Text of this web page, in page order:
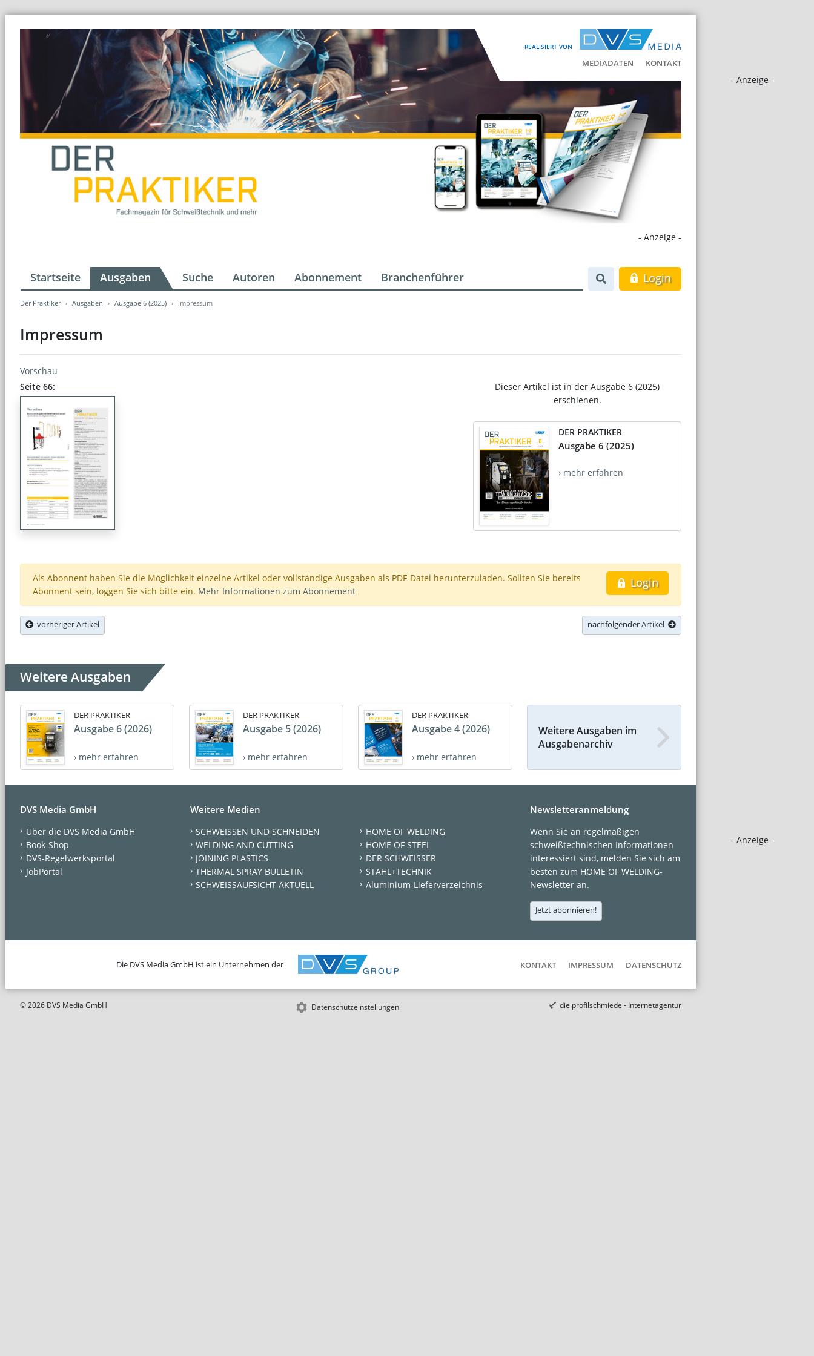
REALISIERT VON
MEDIADATEN KONTAKT
- Anzeige -
- Anzeige -
- Anzeige -
Startseite Ausgaben Suche Autoren Abonnement Branchenführer Login
Der Praktiker Ausgaben Ausgabe 6 (2025) Impressum
Impressum
Vorschau
Seite 66:
Dieser Artikel ist in der Ausgabe 6 (2025)
erschienen.
DER PRAKTIKER
Ausgabe 6 (2025)
› mehr erfahren
Login
Als Abonnent haben Sie die Möglichkeit einzelne Artikel oder vollständige Ausgaben als PDF-Datei herunterzuladen. Sollten Sie bereits
Abonnent sein, loggen Sie sich bitte ein. Mehr Informationen zum Abonnement
vorheriger Artikel nachfolgender Artikel
Weitere Ausgaben
DER PRAKTIKER
Ausgabe 6 (2026)
› mehr erfahren
DER PRAKTIKER
Ausgabe 5 (2026)
› mehr erfahren
DER PRAKTIKER
Ausgabe 4 (2026)
› mehr erfahren
Weitere Ausgaben im
Ausgabenarchiv
DVS Media GmbH
Über die DVS Media GmbH
Book-Shop
DVS-Regelwerksportal
JobPortal
Weitere Medien
SCHWEISSEN UND SCHNEIDEN
WELDING AND CUTTING
JOINING PLASTICS
THERMAL SPRAY BULLETIN
SCHWEISSAUFSICHT AKTUELL
HOME OF WELDING
HOME OF STEEL
DER SCHWEISSER
STAHL+TECHNIK
Aluminium-Lieferverzeichnis
Newsletteranmeldung
Wenn Sie an regelmäßigen
schweißtechnischen Informationen
interessiert sind, melden Sie sich am
besten zum HOME OF WELDING-
Newsletter an.
Jetzt abonnieren!
Die DVS Media GmbH ist ein Unternehmen der KONTAKT IMPRESSUM DATENSCHUTZ
© 2026 DVS Media GmbH Datenschutzeinstellungen die profilschmiede - Internetagentur